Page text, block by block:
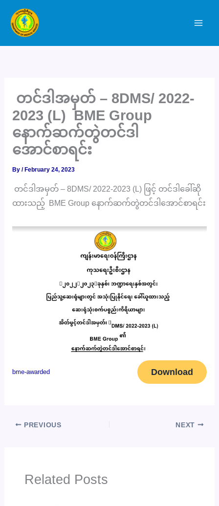
content
တင်ဒါအမှတ် – 8DMS/ 2022-
2023 (L) BME Group
နောက်ဆက်တွဲတင်ဒါ
အောင်စာရင်း
By/ February 24, 2023
တင်ဒါအမှတ် – 8DMS/ 2022-2023 (L) ဖြင့် တင်ဒါခေါ်ဆို
ထားသည့် BME Group နောက်ဆက်တွဲတင်ဒါအောင်စာရင်း
bme-awarded Download
PREVIOUS NEXT
Related Posts